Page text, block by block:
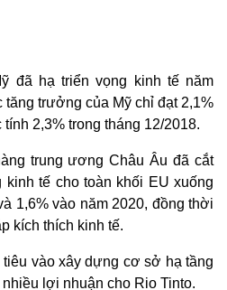
đã hạ triển vọng kinh tế năm
trưởng của Mỹ chỉ đạt 2,1%
2,3% trong tháng 12/2018.
trung ương Châu Âu đã cắt
tế cho toàn khối EU xuống
1,6% vào năm 2020, đồng thời
kích thích kinh tế.
vào xây dựng cơ sở hạ tầng
lợi nhuận cho Rio Tinto.